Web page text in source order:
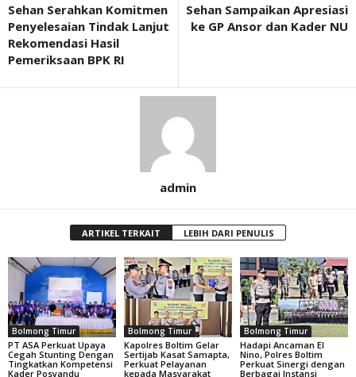
Sehan Serahkan Komitmen
Penyelesaian Tindak Lanjut
Rekomendasi Hasil
Pemeriksaan BPK RI
Sehan Sampaikan Apresiasi
ke GP Ansor dan Kader NU
admin
ARTIKEL TERKAIT LEBIH DARI PENULIS
Bolmong Timur
PT ASA Perkuat Upaya
Cegah Stunting Dengan
Tingkatkan Kompetensi
Kader Posyandu
Bolmong Timur
Kapolres Boltim Gelar
Sertijab Kasat Samapta,
Perkuat Pelayanan
kepada Masyarakat
Bolmong Timur
Hadapi Ancaman El
Nino, Polres Boltim
Perkuat Sinergi dengan
Berbagai Instansi